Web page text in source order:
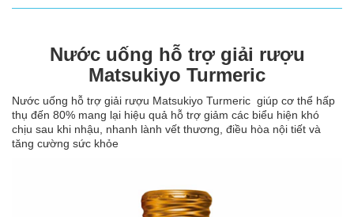
Nước uống hỗ trợ giải rượu
Matsukiyo Turmeric
Nước uống hỗ trợ giải rượu Matsukiyo Turmeric giúp cơ thể hấp
thụ đến 80% mang lại hiệu quả hỗ trợ giảm các biểu hiện khó
chịu sau khi nhậu, nhanh lành vết thương, điều hòa nội tiết và
tăng cường sức khỏe